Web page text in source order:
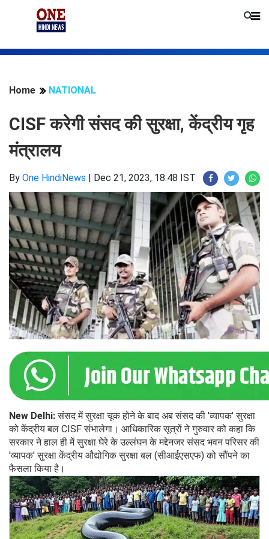
Home NATIONAL
CISF करेगी संसद की सुरक्षा, केंद्रीय गृह
मंत्रालय
By One HindiNews | Dec 21, 2023, 18:48 IST
New Delhi:संसद में सुरक्षा चूक होने के बाद अब संसद की 'व्यापक' सुरक्षा
को केंद्रीय बल CISF संभालेगा। आधिकारिक सूत्रों ने गुरुवार को कहा कि
सरकार ने हाल ही में सुरक्षा घेरे के उल्लंघन के मद्देनजर संसद भवन परिसर की
'व्यापक' सुरक्षा केंद्रीय औद्योगिक सुरक्षा बल (सीआईएसएफ) को सौंपने का
फैसला किया है।